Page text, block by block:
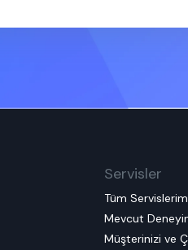
Servisler
Tüm
Mevcut
Müşterinizi ve